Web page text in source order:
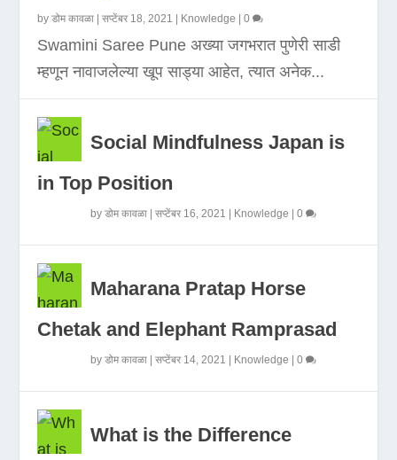
byडोम कावळा |सप्टेंबर 18, 2021 Knowledge |0
Swamini Saree Pune अख्या जगभरात पुणेरी साडी
म्हणून नावाजलेल्या खूप साड्या आहेत, त्यात अनेक...
Social Mindfulness Japan is
in Top Position
byडोम कावळा |सप्टेंबर 16, 2021 Knowledge |0
Maharana Pratap Horse
Chetak and Elephant Ramprasad
byडोम कावळा |सप्टेंबर 14, 2021 Knowledge |0
What is the Difference